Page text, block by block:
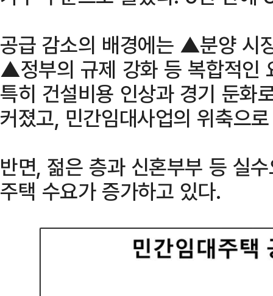
공급 감소의 배경에는 ▲분양 시
▲정부의 규제 강화 등 복합적인
특히 건설비용 인상과 경기 둔화
커졌고, 민간임대사업의 위축으
반면, 젊은 층과 신혼부부 등 실
주택 수요가 증가하고 있다.